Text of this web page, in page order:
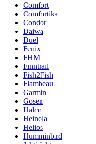
Comfort
Comfortika
Condor
Daiwa
Duel
Fenix
FHM
Finntrail
Fish2Fish
Flambeau
Garmin
Gosen
Halco
Heinola
Helios
Humminbird